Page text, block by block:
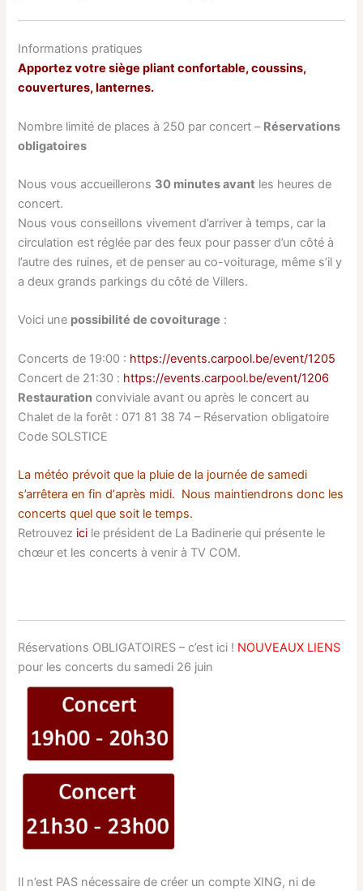
Informations pratiques
Apportez votre siège pliant confortable, coussins,
couvertures, lanternes.
Nombre limité de places à 250 par concert – Réservations
obligatoires
Nous vous accueillerons 30 minutes avant les heures de
concert.
Nous vous conseillons vivement d’arriver à temps, car la
circulation est réglée par des feux pour passer d’un côté à
l’autre des ruines, et de penser au co-voiturage, même s’il y
a deux grands parkings du côté de Villers.
Voici une possibilité de covoiturage :
Concerts de 19:00 : https://events.carpool.be/event/1205
Concert de 21:30 : https://events.carpool.be/event/1206
Restauration conviviale avant ou après le concert au
Chalet de la forêt : 071 81 38 74 – Réservation obligatoire
Code SOLSTICE
La météo prévoit que la pluie de la journée de samedi
s’arrêtera en fin d’après midi. Nous maintiendrons donc les
concerts quel que soit le temps.
Retrouvez ici le président de La Badinerie qui présente le
chœur et les concerts à venir à TV COM.
Réservations OBLIGATOIRES – c’est ici ! NOUVEAUX LIENS
pour les concerts du samedi 26 juin
Il n’est PAS nécessaire de créer un compte XING, ni de